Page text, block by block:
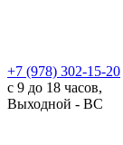
+7 (978) 302-15-20
с 9 до 18 часов,
Выходной - ВС